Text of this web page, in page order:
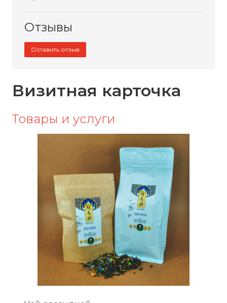
Отзывы
Оставить отзыв
Визитная карточка
Товары и услуги